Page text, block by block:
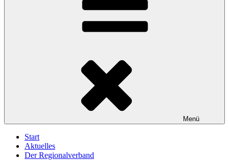
Menü
Start
Aktuelles
Der Regionalverband